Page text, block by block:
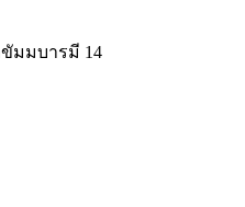
ขัมมบารมี 14